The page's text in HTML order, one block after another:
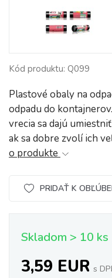
Kód produktu: Q099
Plastové obaly na
odpadu do
vrecia sa dajú
ak sa dobre zvolí ich
o produkte
PRIDAŤ K
Skladom > 10 ks
3,59 EUR s